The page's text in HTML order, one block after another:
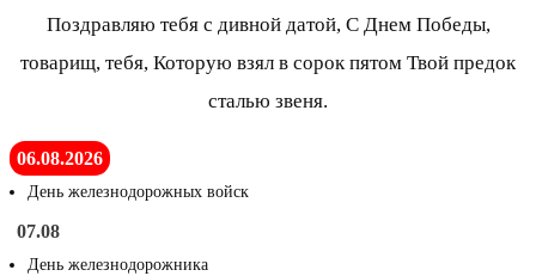
Поздравляю тебя с дивной датой, С Днем Победы,
товарищ, тебя, Которую взял в сорок пятом Твой предок
сталью звеня.
06.08.2026
День железнодорожных войск
07.08
День железнодорожника